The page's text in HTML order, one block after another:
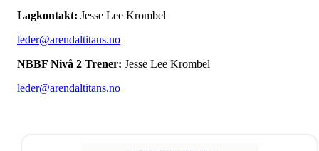
Lagkontakt: Jesse Lee Krombel
leder@arendaltitans.no
NBBF Nivå 2 Trener: Jesse Lee Krombel
leder@arendaltitans.no